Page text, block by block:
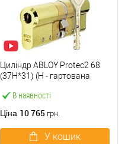
В наявності
Циліндр ABLOY Protec2 68
(37H*31) (H - гартована
полірована
Ціна 10 765 грн.
У кошик